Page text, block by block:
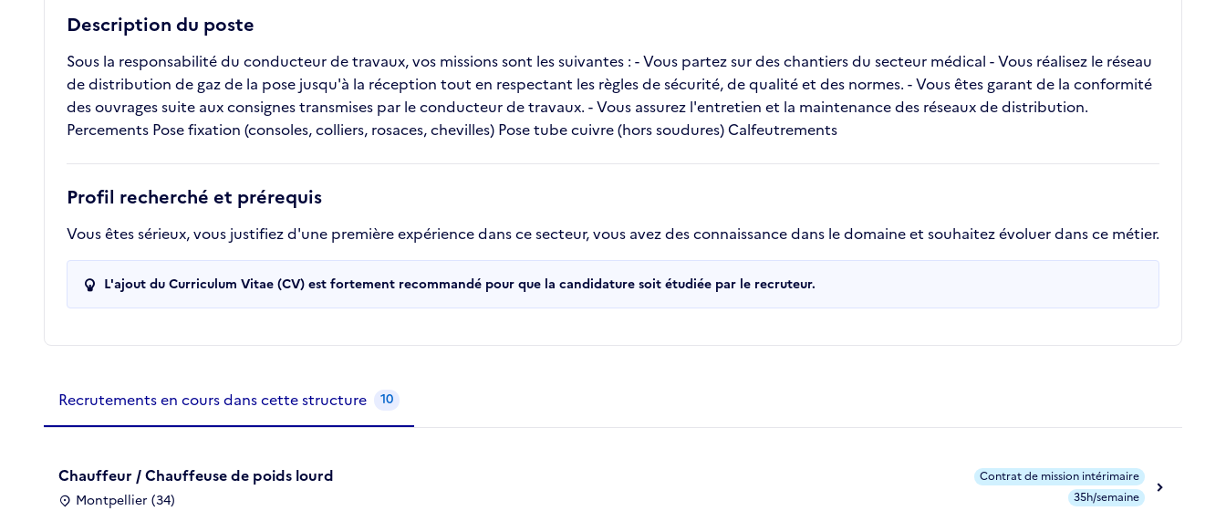
Description du poste
Sous la responsabilité du conducteur de travaux, vos missions sont les suivantes : - Vous partez sur des chantiers du secteur médical - Vous réalisez le réseau
de distribution de gaz de la pose jusqu'à la réception tout en respectant les règles de sécurité, de qualité et des normes. - Vous êtes garant de la conformité
des ouvrages suite aux consignes transmises par le conducteur de travaux. - Vous assurez l'entretien et la maintenance des réseaux de distribution.
Percements Pose fixation (consoles, colliers, rosaces, chevilles) Pose tube cuivre (hors soudures) Calfeutrements
Profil recherché et prérequis
Vous êtes sérieux, vous justifiez d'une première expérience dans ce secteur, vous avez des connaissance dans le domaine et souhaitez évoluer dans ce métier.
L'ajout du Curriculum Vitae (CV) est fortement recommandé pour que la candidature soit étudiée par le recruteur.
Recrutements de la structure
Recrutements en cours dans cette structure 10
Chauffeur / Chauffeuse de poids lourd
Montpellier (34)
Contrat de mission intérimaire
35h/semaine